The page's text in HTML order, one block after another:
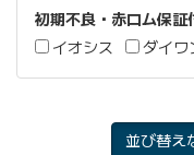
初期不良・赤ロム保証
イオシス
ダイワ
並び替え